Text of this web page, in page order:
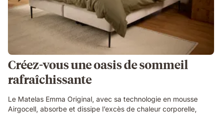
Créez-vous une oasis de sommeil
rafraîchissante
Le Matelas Emma Original, avec sa technologie en mousse
Airgocell, absorbe et dissipe l’excès de chaleur corporelle,